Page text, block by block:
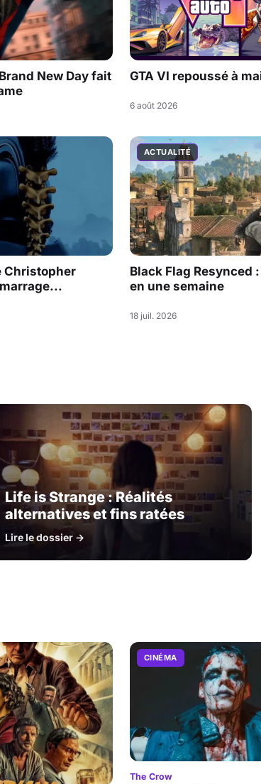
New Day fait
GTA VI repoussé à
6 août 2026
Christopher
ACTUALITÉ
Black Flag Resynced
en une semaine
18 juil. 2026
Life is Strange : Réalités
alternatives et fins ratées
Lire le dossier →
CINÉMA
The Crow